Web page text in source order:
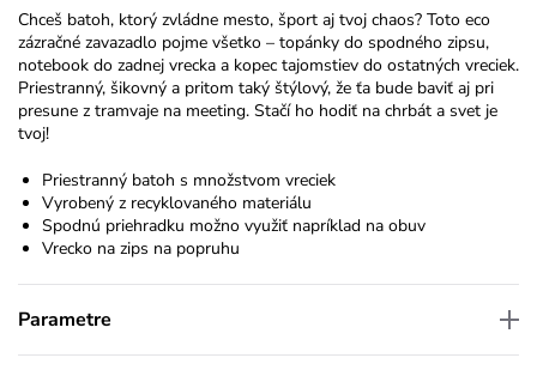
Chceš batoh, ktorý zvládne mesto, šport aj tvoj chaos? Toto eco
zázračné zavazadlo pojme všetko – topánky do spodného zipsu,
notebook do zadnej vrecka a kopec tajomstiev do ostatných vreciek.
Priestranný, šikovný a pritom taký štýlový, že ťa bude baviť aj pri
presune z tramvaje na meeting. Stačí ho hodiť na chrbát a svet je
tvoj!
Priestranný batoh s množstvom vreciek
Vyrobený z recyklovaného materiálu
Spodnú priehradku možno využiť napríklad na obuv
Vrecko na zips na popruhu
Parametre